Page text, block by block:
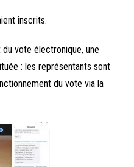
inscrits.
du vote électronique, une
: les représentants sont
du vote via la